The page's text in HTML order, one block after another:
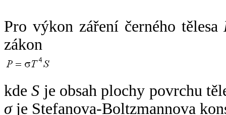
Pro výkon záření černého tělesa
zákon
kdeS je obsah plochy povrchu
σje Stefanova-Boltzmannova